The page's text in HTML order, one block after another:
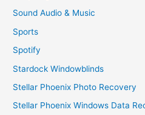
Sound Audio & Music
Sports
Spotify
Stardock Windowblinds
Stellar Phoenix Photo Recovery
Stellar Phoenix Windows Data